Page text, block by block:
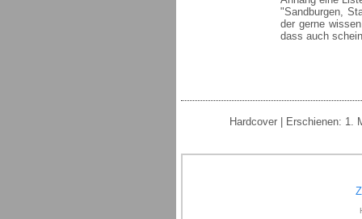
"Sandburgen,
der gerne
dass auch
Hardcover | Erschienen: 1.